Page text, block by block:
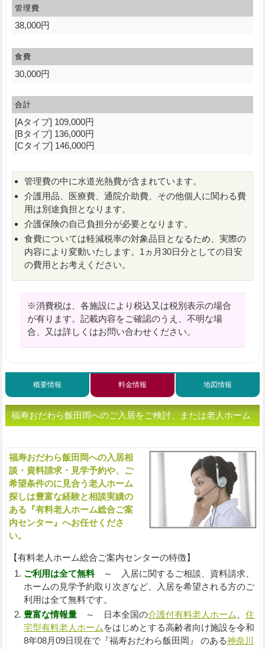
管理費
38,000円
食費
30,000円
合計
[Aタイプ] 109,000円
[Bタイプ] 136,000円
[Cタイプ] 146,000円
管理費の中に水道光熱費が含まれています。
介護用品、医療費、通院介助費、その他個人に関わる費
用は別途負担となります。
介護保険の自己負担分が必要となります。
食費については軽減税率の対象品目となるため、実際の
内容により変動いたします。1ヵ月30日分としての目安
の費用とお考えください。
※消費税は、各施設により税込又は税別表示の場合
が有ります。記載内容をご確認のうえ、不明な場
合、又は詳しくはお問い合わせください。
概要情報 料金情報 地図情報
福寿おだわら飯田岡へのご入居をご検討、または老人ホーム
福寿おだわら飯田岡への入居相
談・資料請求・見学予約や、ご
希望条件のに見合う老人ホーム
探しは豊富な経験と相談実績の
ある『有料老人ホーム総合ご案
内センター』へお任せくださ
い。
【有料老人ホーム総合ご案内センターの特徴】
ご利用は全て無料～ 入居に関するご相談、資料請求、
ホームの見学予約取り次ぎなど、入居を希望される方のご
利用は全て無料です。
豊富な情報量～ 日本全国の介護付有料老人ホーム
住
宅型有料老人ホーム をはじめとする高齢者向け施設を令和
8年08月09日現在で『福寿おだわら飯田岡』 のある神奈川